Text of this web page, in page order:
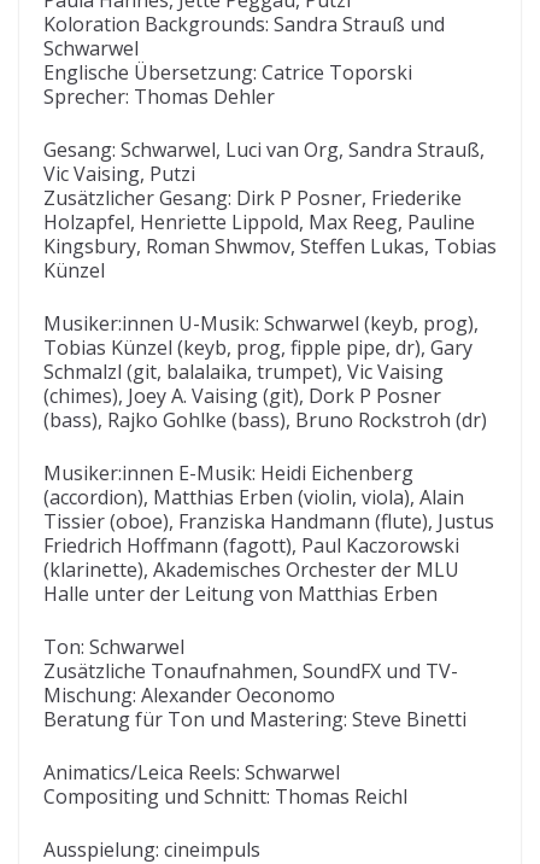
Koloration Backgrounds: Sandra Strauß und
Schwarwel
Englische Übersetzung: Catrice Toporski
Sprecher: Thomas Dehler
Gesang: Schwarwel, Luci van Org, Sandra Strauß,
Vic Vaising, Putzi
Zusätzlicher Gesang: Dirk P Posner, Friederike
Holzapfel, Henriette Lippold, Max Reeg, Pauline
Kingsbury, Roman Shwmov, Steffen Lukas, Tobias
Künzel
Musiker:innen U-Musik: Schwarwel (keyb, prog),
Tobias Künzel (keyb, prog, fipple pipe, dr), Gary
Schmalzl (git, balalaika, trumpet), Vic Vaising
(chimes), Joey A. Vaising (git), Dork P Posner
(bass), Rajko Gohlke (bass), Bruno Rockstroh (dr)
Musiker:innen E-Musik: Heidi Eichenberg
(accordion), Matthias Erben (violin, viola), Alain
Tissier (oboe), Franziska Handmann (flute), Justus
Friedrich Hoffmann (fagott), Paul Kaczorowski
(klarinette), Akademisches Orchester der MLU
Halle unter der Leitung von Matthias Erben
Ton: Schwarwel
Zusätzliche Tonaufnahmen, SoundFX und TV-
Mischung: Alexander Oeconomo
Beratung für Ton und Mastering: Steve Binetti
Animatics/Leica Reels: Schwarwel
Compositing und Schnitt: Thomas Reichl
Ausspielung: cineimpuls